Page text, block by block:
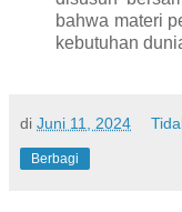
bahwa materi
kebutuhan
di Juni 11, 2024
Berbagi